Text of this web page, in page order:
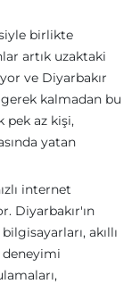
birlikte
artık uzaktaki
ve Diyarbakır
kalmadan bu
pek az kişi,
yatan
internet
Diyarbakır'ın
akıllı
deneyimi